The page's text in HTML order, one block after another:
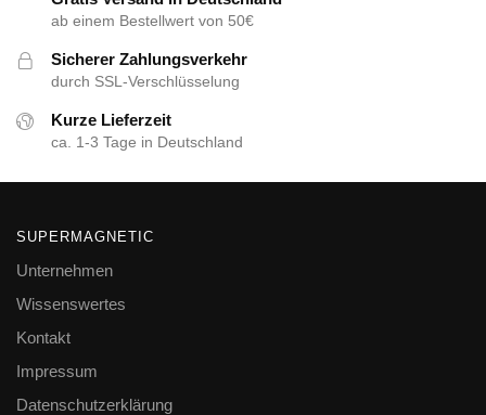
ab einem Bestellwert von 50€
Sicherer Zahlungsverkehr
durch SSL-Verschlüsselung
Kurze Lieferzeit
ca. 1-3 Tage in Deutschland
SUPERMAGNETIC
Unternehmen
Wissenswertes
Kontakt
Impressum
Datenschutzerklärung